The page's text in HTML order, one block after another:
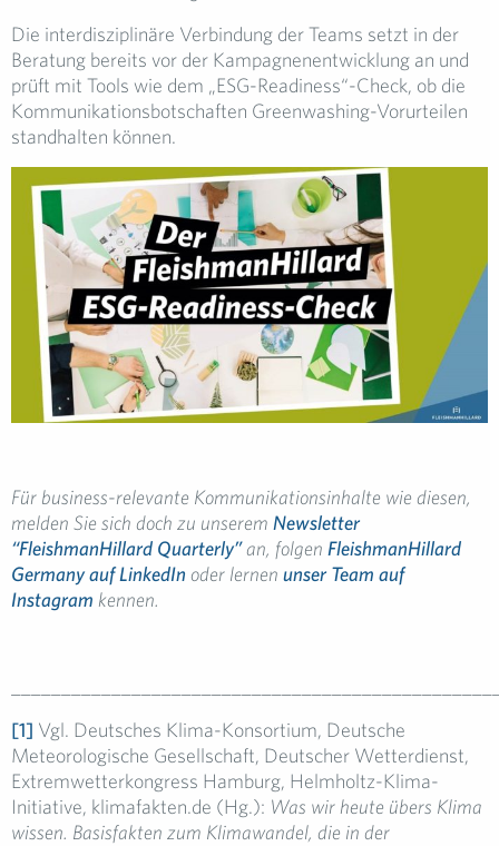
Die interdisziplinäre Verbindung der Teams setzt in der
Beratung bereits vor der Kampagnenentwicklung an und
prüft mit Tools wie dem „ESG-Readiness“-Check, ob die
Kommunikationsbotschaften Greenwashing-Vorurteilen
standhalten können.
Für business-relevante Kommunikationsinhalte wie diesen,
melden Sie sich doch zu unserem Newsletter
“FleishmanHillard Quarterly”an, folgen FleishmanHillard
Germany auf LinkedIn oder lernen unser Team auf
Instagram kennen.
[1] Vgl. Deutsches Klima-Konsortium, Deutsche
Meteorologische Gesellschaft, Deutscher Wetterdienst,
Extremwetterkongress Hamburg, Helmholtz-Klima-
Initiative, klimafakten.de (Hg.): Was wir heute übers Klima
wissen. Basisfakten zum Klimawandel, die in der